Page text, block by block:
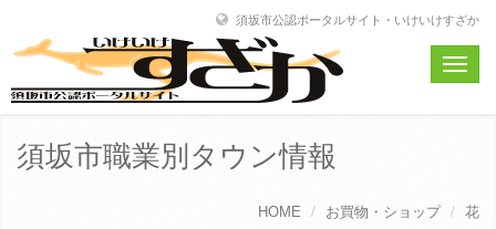
須坂市公認ポータルサイト・いけいけすざか
Toggle
須坂市職業別タウン情報
HOME お買物・ショップ 花